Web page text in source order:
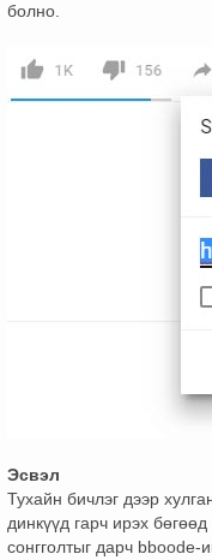
болно.
Эсвэл
Тухайн бичлэг дээр
динкүүд гарч ирэх
сонгголтыг дарч bboode-